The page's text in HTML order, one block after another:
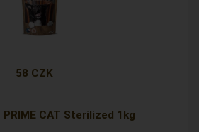
58 CZK
PRIME CAT Sterilized 1kg